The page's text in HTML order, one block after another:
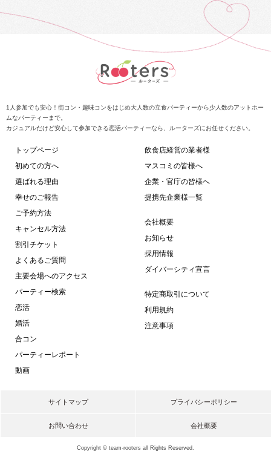
1人参加でも安心！街コン・趣味コンをはじめ大人数の立食パーティーから少人数のアットホー
ムなパーティーまで。
カジュアルだけど安心して参加できる恋活パーティーなら、ルーターズにお任せください。
トップページ
初めての方へ
選ばれる理由
幸せのご報告
ご予約方法
キャンセル方法
割引チケット
よくあるご質問
主要会場へのアクセス
パーティー検索
恋活
婚活
合コン
パーティーレポート
動画
飲食店経営の業者様
マスコミの皆様へ
企業・官庁の皆様へ
提携先企業様一覧
会社概要
お知らせ
採用情報
ダイバーシティ宣言
特定商取引について
利用規約
注意事項
サイトマップ プライバシーポリシー
お問い合わせ 会社概要
Copyright © team-rooters all Rights Reserved.